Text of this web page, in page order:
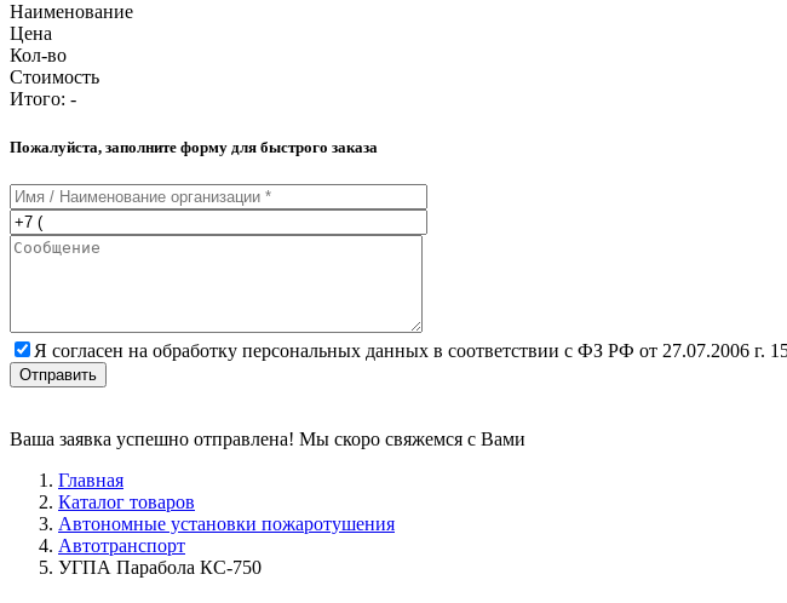
Наименование
Цена
Кол-во
Стоимость
Итого: -
Пожалуйста, заполните форму для быстрого заказа
Я согласен на обработку персональных данных в соответствии с ФЗ РФ от 27.07.2006 г.
Отправить
Ваша заявка успешно отправлена! Мы скоро свяжемся с Вами
Главная
Каталог товаров
Автономные установки пожаротушения
Автотранспорт
УГПА Парабола КС-750